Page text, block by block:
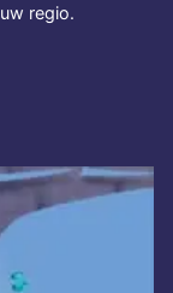
regio.